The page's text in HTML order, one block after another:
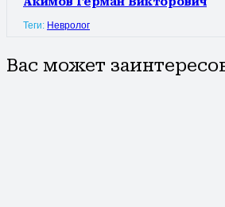
Теги: Невролог
Вас может